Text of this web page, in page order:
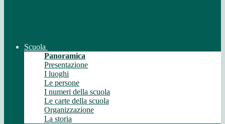
Scuola
Panoramica
Presentazione
I luoghi
Le persone
I numeri della scuola
Le carte della scuola
Organizzazione
La storia